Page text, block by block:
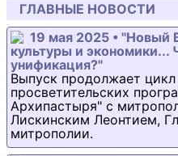
ГЛАВНЫЕ НОВОСТИ
19 мая 2025 • "Новый
культуры и экономики...
унификация?"
Выпуск продолжает
просветительских
Архипастыря" с
Лискинским Леонтием,
митрополии.